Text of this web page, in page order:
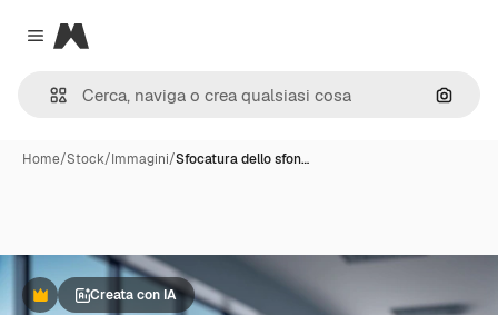
Close menu
Magnific
Cerca
Home/Stock/Immagini/Sfocatura dello sfon…
PremiumCreata con IA